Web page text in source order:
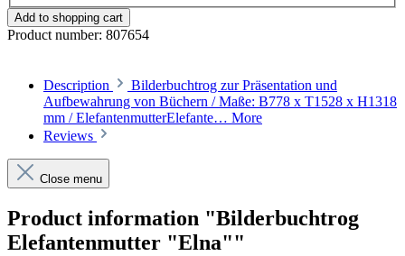
Add to shopping cart
Product number: 807654
Description
Bilderbuchtrog zur Präsentation und
Aufbewahrung von Büchern / Maße: B778 x T1528 x H1318
mm / ElefantenmutterElefante… More
Reviews
Close menu
Product information "Bilderbuchtrog
Elefantenmutter "Elna""